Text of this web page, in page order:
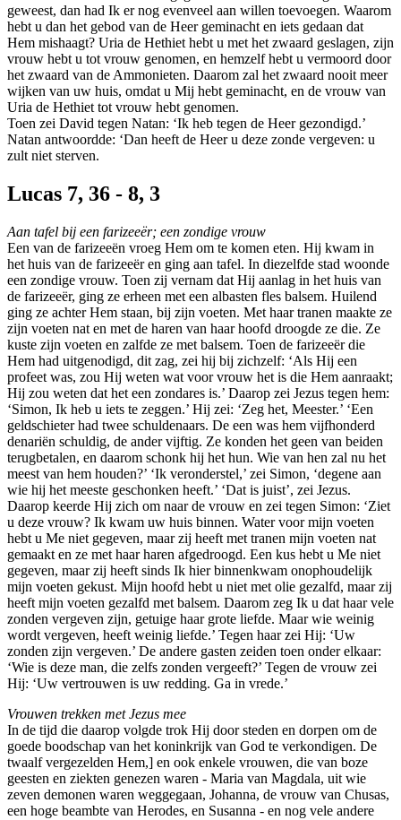
geweest, dan had Ik er nog evenveel aan willen toevoegen. Waarom
hebt u dan het gebod van de Heer geminacht en iets gedaan dat
Hem mishaagt? Uria de Hethiet hebt u met het zwaard geslagen, zijn
vrouw hebt u tot vrouw genomen, en hemzelf hebt u vermoord door
het zwaard van de Ammonieten. Daarom zal het zwaard nooit meer
wijken van uw huis, omdat u Mij hebt geminacht, en de vrouw van
Uria de Hethiet tot vrouw hebt genomen.
Toen zei David tegen Natan: ‘Ik heb tegen de Heer gezondigd.’
Natan antwoordde: ‘Dan heeft de Heer u deze zonde vergeven: u
zult niet sterven.
Lucas 7, 36 - 8, 3
Aan tafel bij een farizeeër; een zondige vrouw
Een van de farizeeën vroeg Hem om te komen eten. Hij kwam in
het huis van de farizeeër en ging aan tafel. In diezelfde stad woonde
een zondige vrouw. Toen zij vernam dat Hij aanlag in het huis van
de farizeeër, ging ze erheen met een albasten fles balsem. Huilend
ging ze achter Hem staan, bij zijn voeten. Met haar tranen maakte ze
zijn voeten nat en met de haren van haar hoofd droogde ze die. Ze
kuste zijn voeten en zalfde ze met balsem. Toen de farizeeër die
Hem had uitgenodigd, dit zag, zei hij bij zichzelf: ‘Als Hij een
profeet was, zou Hij weten wat voor vrouw het is die Hem aanraakt;
Hij zou weten dat het een zondares is.’ Daarop zei Jezus tegen hem:
‘Simon, Ik heb u iets te zeggen.’ Hij zei: ‘Zeg het, Meester.’ ‘Een
geldschieter had twee schuldenaars. De een was hem vijfhonderd
denariën schuldig, de ander vijftig. Ze konden het geen van beiden
terugbetalen, en daarom schonk hij het hun. Wie van hen zal nu het
meest van hem houden?’ ‘Ik veronderstel,’ zei Simon, ‘degene aan
wie hij het meeste geschonken heeft.’ ‘Dat is juist’, zei Jezus.
Daarop keerde Hij zich om naar de vrouw en zei tegen Simon: ‘Ziet
u deze vrouw? Ik kwam uw huis binnen. Water voor mijn voeten
hebt u Me niet gegeven, maar zij heeft met tranen mijn voeten nat
gemaakt en ze met haar haren afgedroogd. Een kus hebt u Me niet
gegeven, maar zij heeft sinds Ik hier binnenkwam onophoudelijk
mijn voeten gekust. Mijn hoofd hebt u niet met olie gezalfd, maar zij
heeft mijn voeten gezalfd met balsem. Daarom zeg Ik u dat haar vele
zonden vergeven zijn, getuige haar grote liefde. Maar wie weinig
wordt vergeven, heeft weinig liefde.’ Tegen haar zei Hij: ‘Uw
zonden zijn vergeven.’ De andere gasten zeiden toen onder elkaar:
‘Wie is deze man, die zelfs zonden vergeeft?’ Tegen de vrouw zei
Hij: ‘Uw vertrouwen is uw redding. Ga in vrede.’
Vrouwen trekken met Jezus mee
In de tijd die daarop volgde trok Hij door steden en dorpen om de
goede boodschap van het koninkrijk van God te verkondigen. De
twaalf vergezelden Hem,] en ook enkele vrouwen, die van boze
geesten en ziekten genezen waren - Maria van Magdala, uit wie
zeven demonen waren weggegaan, Johanna, de vrouw van Chusas,
een hoge beambte van Herodes, en Susanna - en nog vele andere